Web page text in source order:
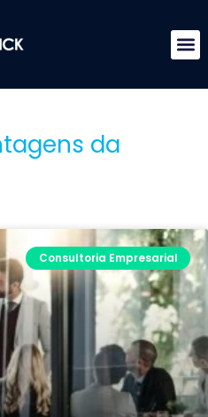
da
Consultoria Empresarial